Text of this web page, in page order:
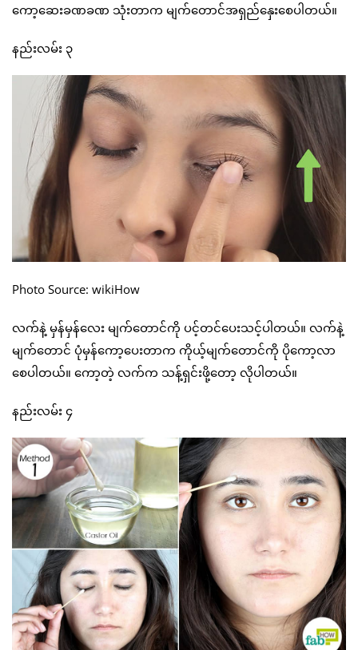
ကော့ဆေးခဏခဏ သုံးတာက မျက်တောင်အရှည်နှေးစေပါတယ်။
နည်းလမ်း ၃
Photo Source: wikiHow
လက်နဲ့ မှန်မှန်လေး မျက်တောင်ကို ပင့်တင်ပေးသင့်ပါတယ်။ လက်နဲ့
မျက်တောင် ပုံမှန်ကော့ပေးတာက ကိုယ့်မျက်တောင်ကို ပိုကော့လာ
စေပါတယ်။ ကော့တဲ့ လက်က သန့်ရှင်းဖို့တော့ လိုပါတယ်။
နည်းလမ်း ၄